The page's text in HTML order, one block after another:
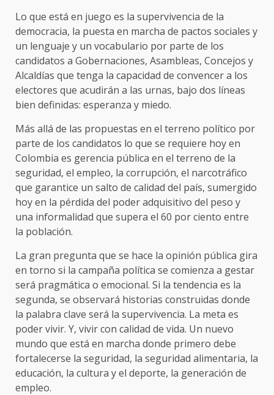
Lo que está en juego es la supervivencia de la
democracia, la puesta en marcha de pactos sociales y
un lenguaje y un vocabulario por parte de los
candidatos a Gobernaciones, Asambleas, Concejos y
Alcaldías que tenga la capacidad de convencer a los
electores que acudirán a las urnas, bajo dos líneas
bien definidas: esperanza y miedo.
Más allá de las propuestas en el terreno político por
parte de los candidatos lo que se requiere hoy en
Colombia es gerencia pública en el terreno de la
seguridad, el empleo, la corrupción, el narcotráfico
que garantice un salto de calidad del país, sumergido
hoy en la pérdida del poder adquisitivo del peso y
una informalidad que supera el 60 por ciento entre
la población.
La gran pregunta que se hace la opinión pública gira
en torno si la campaña política se comienza a gestar
será pragmática o emocional. Si la tendencia es la
segunda, se observará historias construidas donde
la palabra clave será la supervivencia. La meta es
poder vivir. Y, vivir con calidad de vida. Un nuevo
mundo que está en marcha donde primero debe
fortalecerse la seguridad, la seguridad alimentaria, la
educación, la cultura y el deporte, la generación de
empleo.